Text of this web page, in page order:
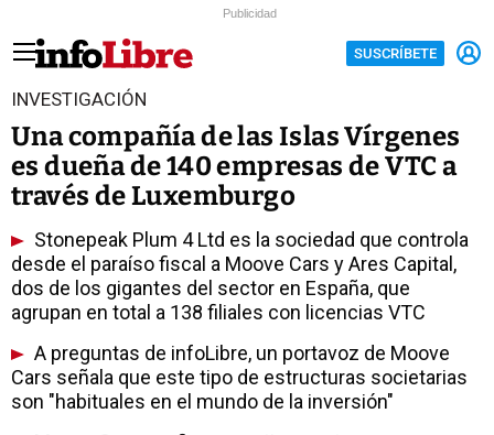
Publicidad
SUSCRÍBETE
INVESTIGACIÓN
Una compañía de las Islas Vírgenes
es dueña de 140 empresas de VTC a
través de Luxemburgo
Stonepeak Plum 4 Ltd es la sociedad que controla
desde el paraíso fiscal a Moove Cars y Ares Capital,
dos de los gigantes del sector en España, que
agrupan en total a 138 filiales con licencias VTC
A preguntas de infoLibre, un portavoz de Moove
Cars señala que este tipo de estructuras societarias
son "habituales en el mundo de la inversión"